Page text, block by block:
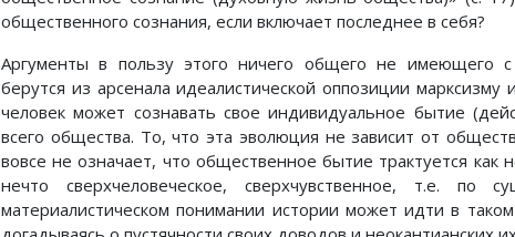
общественного сознания, если включает последнее в себя?
Аргументы в пользу этого ничего общего не имеющего с
берутся из арсенала идеалистической оппозиции
человек может сознавать свое индивидуальное бытие
всего общества. То, что эта эволюция не зависит от
вовсе не означает, что общественное бытие трактуется как
нечто сверхчеловеческое, сверхчувственное, т.е. по
материалистическом понимании истории может идти в